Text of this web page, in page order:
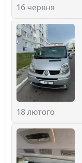
16 червня
18 лютого